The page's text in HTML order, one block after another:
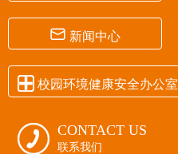
 新闻中心
 校园环境健康安全办公室
 CONTACT US
联系我们